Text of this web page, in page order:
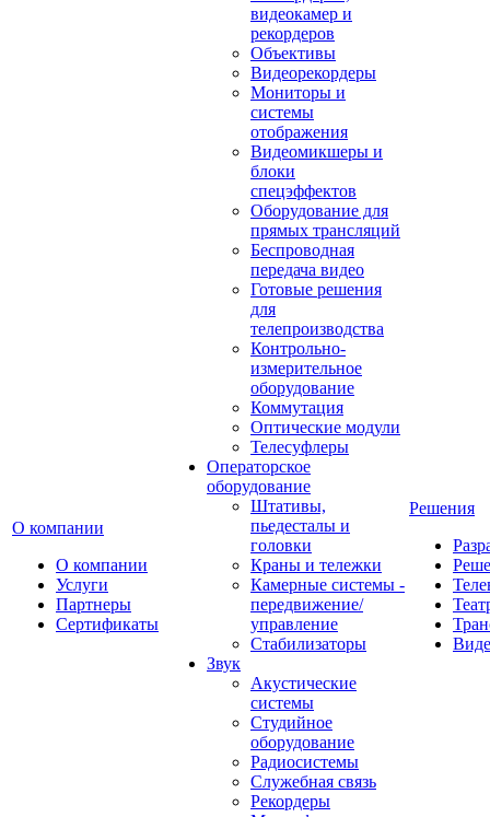
О компании
О компании
Услуги
Партнеры
Сертификаты
видеокамер и
рекордеров
Объективы
Видеорекордеры
Мониторы и
системы
отображения
Видеомикшеры и
блоки
спецэффектов
Оборудование для
прямых трансляций
Беспроводная
передача видео
Готовые решения
для
телепроизводства
Контрольно-
измерительное
оборудование
Коммутация
Оптические модули
Телесуфлеры
Операторское
оборудование
Штативы,
пьедесталы и
головки
Краны и тележки
Камерные системы -
передвижение/
управление
Стабилизаторы
Звук
Акустические
системы
Студийное
оборудование
Радиосистемы
Служебная связь
Рекордеры
Решения